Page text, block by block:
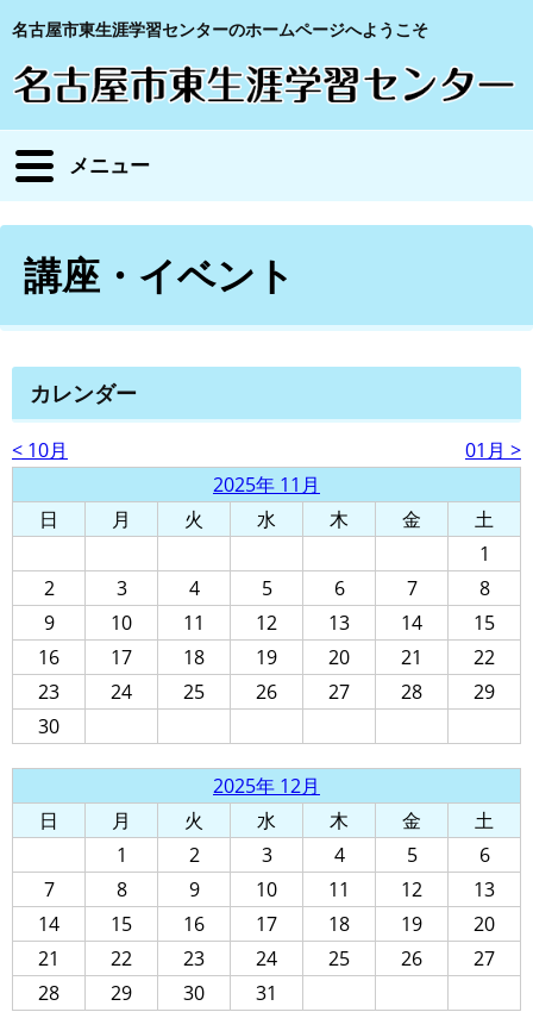
名古屋市東生涯学習センターのホームページへようこそ
メニュー
講座・イベント
カレンダー
< 10月
01月 >
2025年 11月
日
月 火 水 木 金
土
1
2
3 4 5 6 7
8
9
10 11 12 13 14
15
16
17 18 19 20 21
22
23
24 25 26 27 28
29
30
2025年 12月
日
月 火 水 木 金
土
1
2 3 4 5
6
7
8 9 10 11 12
13
14
15 16 17 18 19
20
21
22 23 24 25 26
27
28
29 30 31